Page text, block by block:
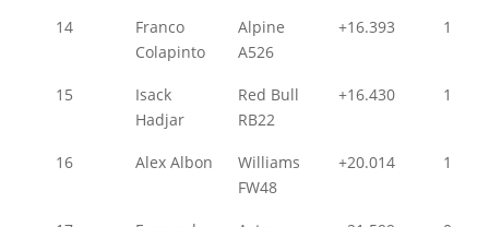
14
Franco
Colapinto
Alpine
A526
+16.393 1
15
Isack
Hadjar
Red Bull
RB22
+16.430 1
16 Alex Albon
Williams
FW48
+20.014 1